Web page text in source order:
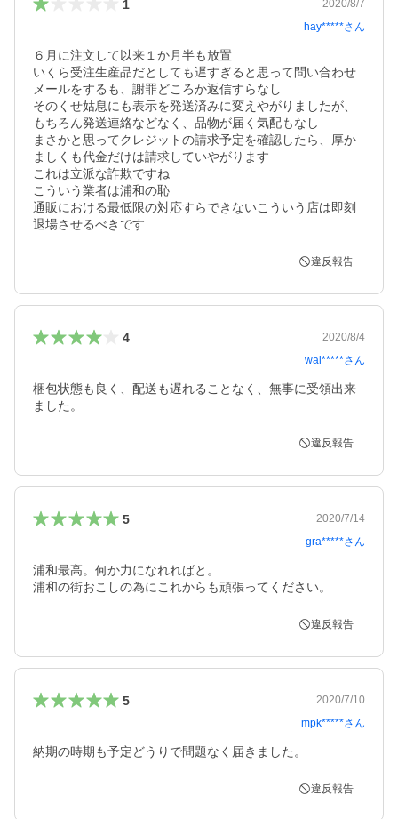
1
2020/8/7
hay*****さん
６月に注文して以来１か月半も放置
いくら受注生産品だとしても遅すぎると思って問い合わせ
メールをするも、謝罪どころか返信すらなし
そのくせ姑息にも表示を発送済みに変えやがりましたが、
もちろん発送連絡などなく、品物が届く気配もなし
まさかと思ってクレジットの請求予定を確認したら、厚か
ましくも代金だけは請求していやがります
これは立派な詐欺ですね
こういう業者は浦和の恥
通販における最低限の対応すらできないこういう店は即刻
退場させるべきです
違反報告
4
2020/8/4
wal*****さん
梱包状態も良く、配送も遅れることなく、無事に受領出来
ました。
違反報告
5
2020/7/14
gra*****さん
浦和最高。何か力になれればと。
浦和の街おこしの為にこれからも頑張ってください。
違反報告
5
2020/7/10
mpk*****さん
納期の時期も予定どうりで問題なく届きました。
違反報告